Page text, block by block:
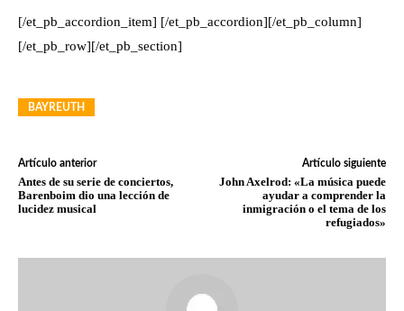
[/et_pb_accordion_item] [/et_pb_accordion][/et_pb_column]
[/et_pb_row][/et_pb_section]
BAYREUTH
Artículo anterior
Antes de su serie de conciertos,
Barenboim dio una lección de
lucidez musical
Artículo siguiente
John Axelrod: «La música puede
ayudar a comprender la
inmigración o el tema de los
refugiados»